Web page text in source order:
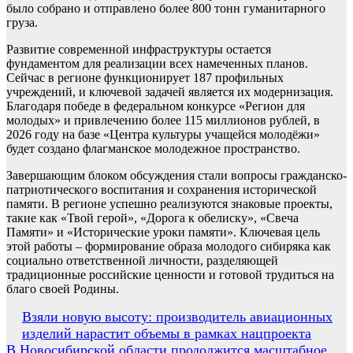
было собрано и отправлено более 800 тонн гуманитарного
груза.
Развитие современной инфраструктуры остается
фундаментом для реализации всех намеченных планов.
Сейчас в регионе функционирует 187 профильных
учреждений, и ключевой задачей является их модернизация.
Благодаря победе в федеральном конкурсе «Регион для
молодых» и привлечению более 115 миллионов рублей, в
2026 году на базе «Центра культуры учащейся молодёжи»
будет создано флагманское молодежное пространство.
Завершающим блоком обсуждения стали вопросы гражданско-
патриотического воспитания и сохранения исторической
памяти. В регионе успешно реализуются знаковые проекты,
такие как «Твой герой», «Дорога к обелиску», «Свеча
Памяти» и «Исторические уроки памяти». Ключевая цель
этой работы – формирование образа молодого сибиряка как
социально ответственной личности, разделяющей
традиционные российские ценности и готовой трудиться на
благо своей Родины.
Навигация
по
Взяли новую высоту: производитель авиационных
изделий нарастит объемы в рамках нацпроекта
В Новосибирской области продолжится масштабное